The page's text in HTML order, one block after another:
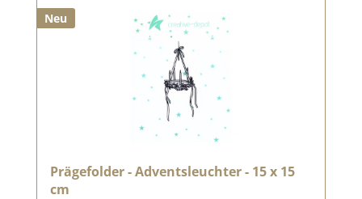
Neu
Prägefolder - Adventsleuchter - 15 x 15
cm